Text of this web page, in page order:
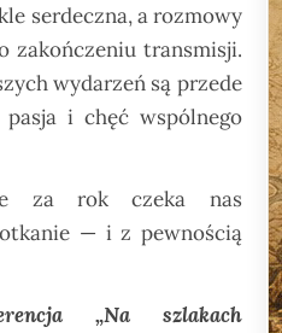
serdeczna, a rozmowy
zakończeniu transmisji.
wydarzeń są przede
i chęć wspólnego
za rok czeka nas
— i z pewnością
„Na szlakach